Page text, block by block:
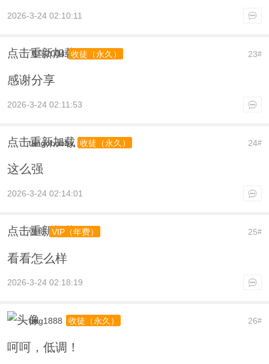
2026-3-24 02:10:11
点击重新加载 23#
飞鸟2004 收徒（永久）
感谢分享
2026-3-24 02:11:53
点击重新加载 24#
tangobobby 收徒（永久）
这么强
2026-3-24 02:14:01
点击重新加载 25#
强哥 VIP（年费）
看看怎么样
2026-3-24 02:18:19
26#
dog1888 收徒（永久）
呵呵，低调！